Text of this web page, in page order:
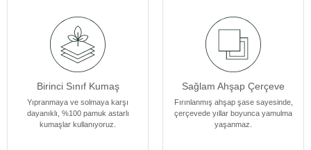
baskı sonrası uyguladığımız özel yüzey koruyucu ile tablolar,
canlılıklarını her zaman korur ve duvarlarınızı güzelleştirir.
Kenar Baskısıyla Tablolarımızın Kenar Kısımları
Resmin dokusu ve renklerinin zarif bir şekilde devam ettiği özel bir
tasarıma sahiptir. Bu detay, tablolarımızı ek çerçeve ihtiyacı
olmadan asılabilir kılar, böylece sanat eserleriniz odanızın
atmosferine mükemmel bir şekilde uyum sağlar. Her bir tablomuz,
Birinci Sınıf Kumaş
Yıpranmaya ve solmaya karşı
dayanıklı, %100 pamuk astarlı
kumaşlar kullanıyoruz.
Sağlam Ahşap Çerçeve
Fırınlanmış ahşap şase sayesinde,
çerçevede yıllar boyunca yamulma
yaşanmaz.